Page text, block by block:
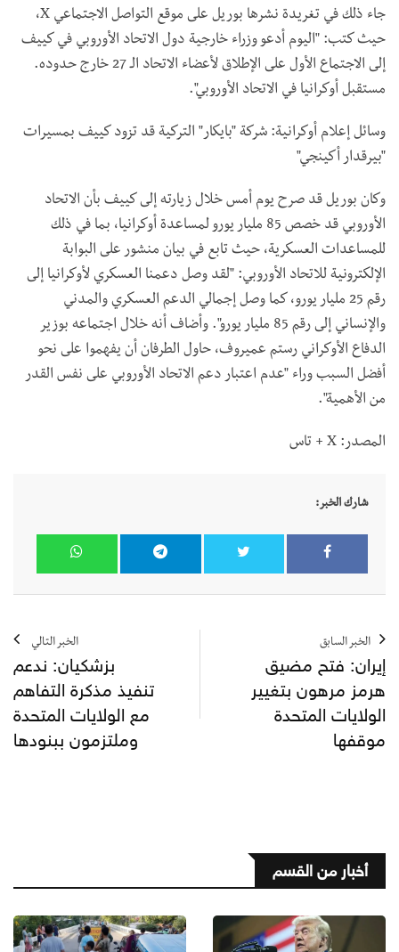
جاء ذلك في تغريدة نشرها بوريل على موقع التواصل الاجتماعي X،
حيث كتب: "اليوم أدعو وزراء خارجية دول الاتحاد الأوروبي في كييف
إلى الاجتماع الأول على الإطلاق لأعضاء الاتحاد الـ 27 خارج حدوده.
مستقبل أوكرانيا في الاتحاد الأوروبي".
وسائل إعلام أوكرانية: شركة "بايكار" التركية قد تزود كييف بمسيرات
"بيرقدار أكينجي"
وكان بوريل قد صرح يوم أمس خلال زيارته إلى كييف بأن الاتحاد
الأوروبي قد خصص 85 مليار يورو لمساعدة أوكرانيا، بما في ذلك
للمساعدات العسكرية، حيث تابع في بيان منشور على البوابة
الإلكترونية للاتحاد الأوروبي: "لقد وصل دعمنا العسكري لأوكرانيا إلى
رقم 25 مليار يورو، كما وصل إجمالي الدعم العسكري والمدني
والإنساني إلى رقم 85 مليار يورو". وأضاف أنه خلال اجتماعه بوزير
الدفاع الأوكراني رستم عميروف، حاول الطرفان أن يفهموا على نحو
أفضل السبب وراء "عدم اعتبار دعم الاتحاد الأوروبي على نفس القدر
من الأهمية".
المصدر: X + تاس
شارك الخبر:
الخبر السابق
إيران: فتح مضيق
هرمز مرهون بتغيير
الولايات المتحدة
موقفها
الخبر التالي
بزشكيان: ندعم
تنفيذ مذكرة التفاهم
مع الولايات المتحدة
وملتزمون ببنودها
أخبار من القسم